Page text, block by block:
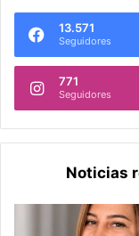
13.571
Seguidores
771
Seguidores
Noticias